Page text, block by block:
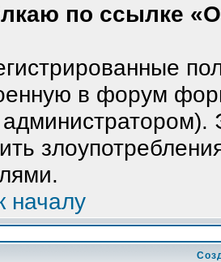
по ссылке
в форум
началу